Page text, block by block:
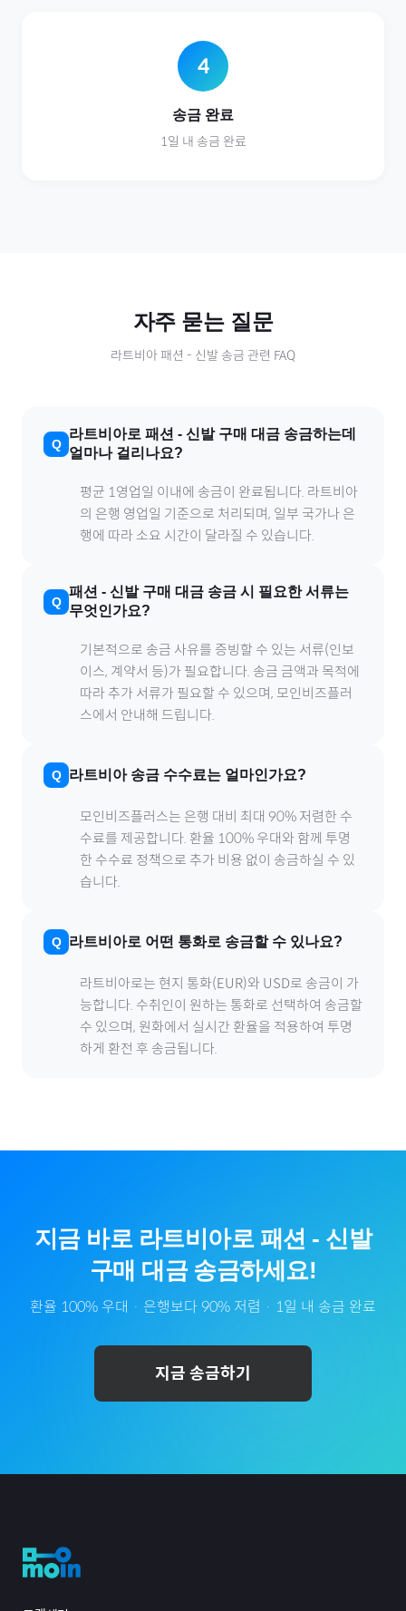
4
송금 완료
1일 내 송금 완료
자주 묻는 질문
라트비아패션 - 신발 송금 관련 FAQ
라트비아로 패션 - 신발구매 대금 송금하는데
얼마나 걸리나요?
평균 1영업일 이내에 송금이 완료됩니다. 라트비아
의 은행 영업일 기준으로 처리되며, 일부 국가나 은
행에 따라 소요 시간이 달라질 수 있습니다.
패션 - 신발구매 대금 송금 시 필요한 서류는
무엇인가요?
기본적으로 송금 사유를 증빙할 수 있는 서류(인보
이스, 계약서 등)가 필요합니다. 송금 금액과 목적에
따라 추가 서류가 필요할 수 있으며, 모인비즈플러
스에서 안내해 드립니다.
라트비아송금 수수료는 얼마인가요?
모인비즈플러스는 은행 대비 최대 90% 저렴한 수
수료를 제공합니다. 환율 100% 우대와 함께 투명
한 수수료 정책으로 추가 비용 없이 송금하실 수 있
습니다.
라트비아로 어떤 통화로 송금할 수 있나요?
라트비아로는 현지 통화(EUR)와 USD로 송금이 가
능합니다. 수취인이 원하는 통화로 선택하여 송금할
수 있으며, 원화에서 실시간 환율을 적용하여 투명
하게 환전 후 송금됩니다.
지금 바로 라트비아로 패션 - 신발
구매 대금 송금하세요!
환율 100% 우대 · 은행보다 90% 저렴 · 1일 내 송금 완료
지금 송금하기